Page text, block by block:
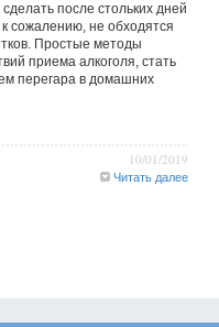
после стольких дней
сожалению, не обходятся
Простые методы
приема алкоголя, стать
перегара в домашних
10/01/2019
Читать далее